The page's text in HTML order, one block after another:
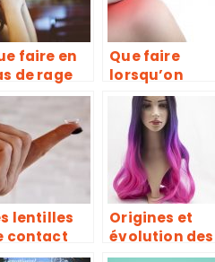
faire en
de rage
dents?
Que faire
lorsqu’on
souffre de
mal de cou ?
lentilles
contact
elles
Origines et
évolution des
perruques